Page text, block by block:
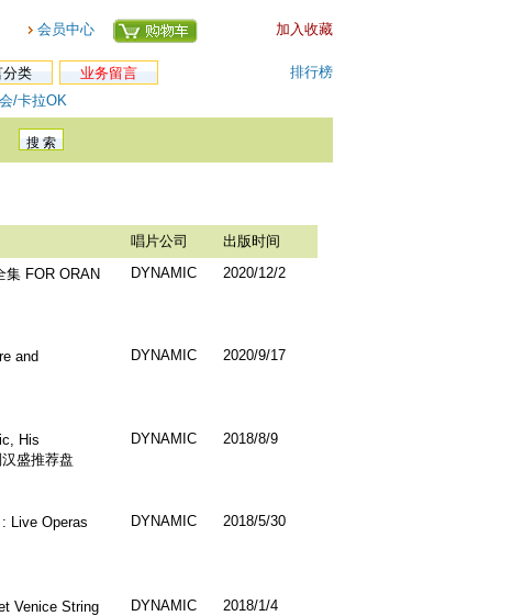
会员中心 加入收藏
分类 业务留言
排行榜
/卡拉OK
唱片公司
出版时间
集 FOR ORAN
DYNAMIC 2020/12/2
and
DYNAMIC 2020/9/17
His
盛推荐盘
DYNAMIC 2018/8/9
Live Operas DYNAMIC 2018/5/30
Venice String
DYNAMIC 2018/1/4